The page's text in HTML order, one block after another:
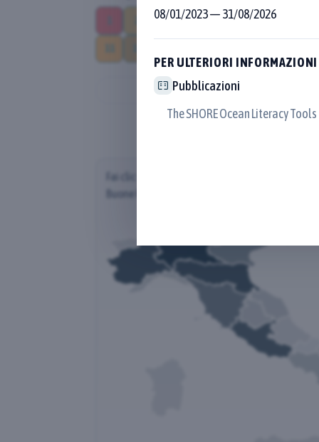
3 4 5 6 7
Fai clic su una regione per scoprire la
Buone Pratiche (per Regione del Proponente)
08/01/2023—31/08/2026
PER ULTERIORI INFORMAZIONI
Pubblicazioni
The SHORE Ocean Literacy Tools